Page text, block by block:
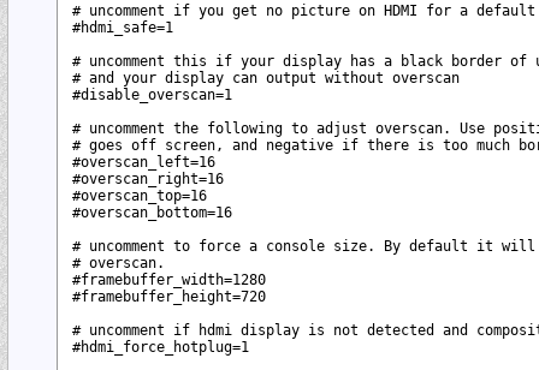
# uncomment if you get no picture on HDMI for a default
#hdmi_safe=1
# uncomment this if your display has a black border of
# and your display can output without overscan
#disable_overscan=1
# uncomment the following to adjust overscan. Use
# goes off screen, and negative if there is too much
#overscan_left=16
#overscan_right=16
#overscan_top=16
#overscan_bottom=16
# uncomment to force a console size. By default it
# overscan.
#framebuffer_width=1280
#framebuffer_height=720
# uncomment if hdmi display is not detected and
#hdmi_force_hotplug=1